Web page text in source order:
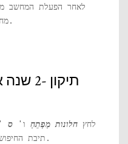
לאחר הפעלת המחשב
מחשבים אחרים ברשת שלך או לא.
1. לחץ חלונות מַפְתֵחַ ו' ס
תיבת ' בתוך זה.